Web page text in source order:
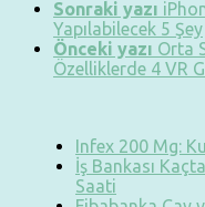
Sonraki yazı
Yapılabilecek 5 Şey
Önceki yazı Orta
Özelliklerde 4 VR
Infex 200 Mg:
İş Bankası
Saati